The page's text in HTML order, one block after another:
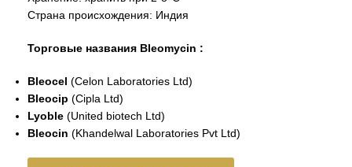
Страна происхождения: Индия
Торговые названия Bleomycin :
Bleocel (Celon Laboratories Ltd)
Bleocip (Cipla Ltd)
Lyoble (United biotech Ltd)
Bleocin (Khandelwal Laboratories Pvt Ltd)